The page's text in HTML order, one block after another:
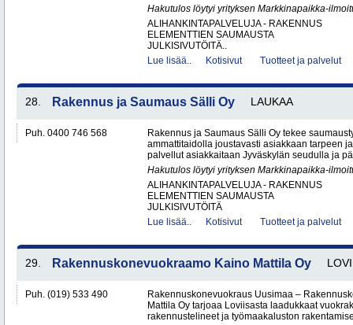
Hakutulos löytyi yrityksen Markkinapaikka-
ALIHANKINTAPALVELUJA - RAKENNUS
ELEMENTTIEN SAUMAUSTA
JULKISIVUTÖITÄ..
Lue lisää..
Kotisivut Tuotteet ja palvelut
28. Rakennus ja Saumaus Sälli Oy LAUKAA
Puh. 0400 746 568
Rakennus ja Saumaus Sälli Oy tekee
ammattitaidolla joustavasti asiakkaan tarpeen
palvellut asiakkaitaan Jyväskylän seudulla ja
Hakutulos löytyi yrityksen Markkinapaikka-
ALIHANKINTAPALVELUJA - RAKENNUS
ELEMENTTIEN SAUMAUSTA
JULKISIVUTÖITÄ
Lue lisää..
Kotisivut Tuotteet ja palvelut
29. Rakennuskonevuokraamo Kaino Mattila Oy
Puh. (019) 533 490
Rakennuskonevuokraus Uusimaa –
Mattila Oy tarjoaa Loviisasta laadukkaat
rakennustelineet ja työmaakaluston